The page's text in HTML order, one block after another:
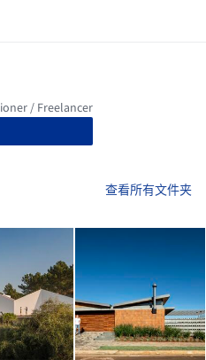
查看所有文件夹